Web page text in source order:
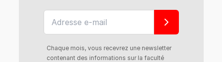
Chaque mois, vous recevrez une newsletter
contenant des informations sur la faculté